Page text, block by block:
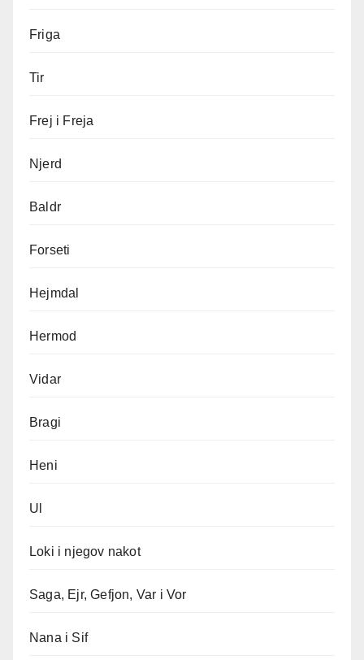
Friga
Tir
Frej i Freja
Njerd
Baldr
Forseti
Hejmdal
Hermod
Vidar
Bragi
Heni
Ul
Loki i njegov nakot
Saga, Ejr, Gefjon, Var i Vor
Nana i Sif